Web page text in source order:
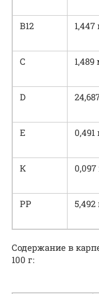
В12 1,447
С 1,489
D
Е 0,491
К
РР
Содержание в
100 г: